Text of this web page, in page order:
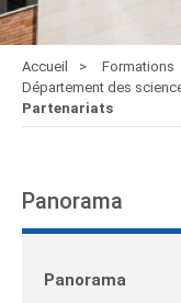
Accueil Formations
Département des
Partenariats
Panorama
Panorama